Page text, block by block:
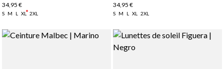
34,95 €
S M L XL 2XL
34,95 €
S M L XL 2XL